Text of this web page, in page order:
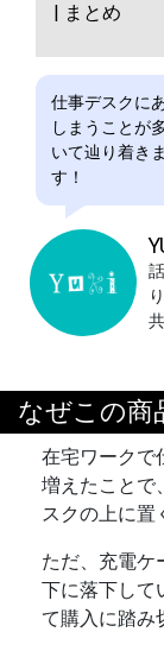
| まとめ
仕事デスクに
しまうことが
いて辿り着き
す！
なぜこの商
在宅ワークで
増えたことで
スクの上に置
ただ、充電ケ
下に落下して
て購入に踏み